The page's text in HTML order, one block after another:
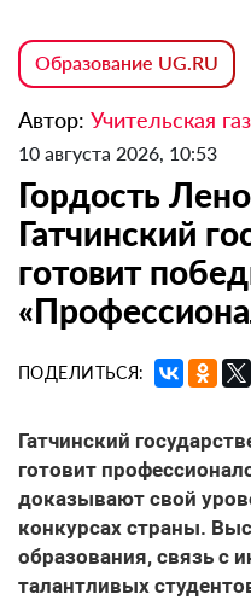
Образование UG.RU
Автор: Учительская
10 августа 2026, 10:53
Гордость
Гатчинский
готовит
ПОДЕЛИТЬСЯ:
Гатчинский
готовит
доказывают свой
конкурсах страны.
образования, связь с
талантливых